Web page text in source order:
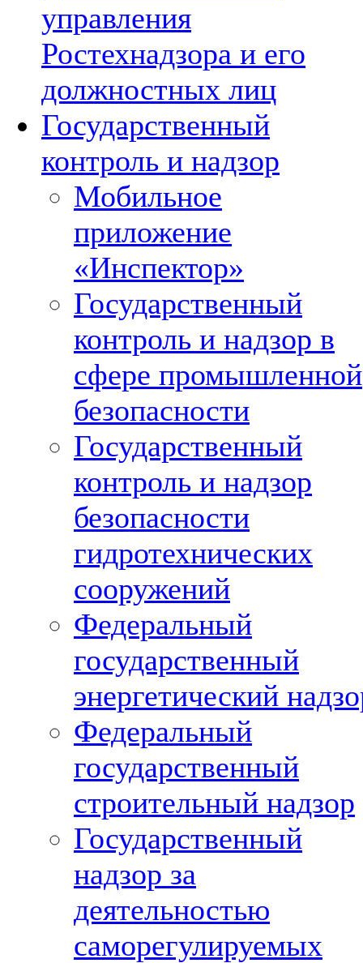
управления
Ростехнадзора и его
должностных лиц
Государственный
контроль и надзор
Мобильное
приложение
«Инспектор»
Государственный
контроль и надзор в
сфере промышленной
безопасности
Государственный
контроль и надзор
безопасности
гидротехнических
сооружений
Федеральный
государственный
энергетический
Федеральный
государственный
строительный надзор
Государственный
надзор за
деятельностью
саморегулируемых